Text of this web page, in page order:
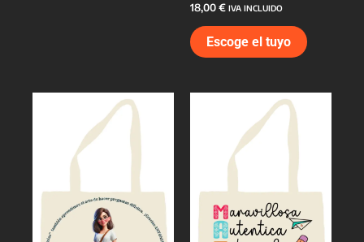
18,00€ IVA INCLUIDO
Escoge el tuyo